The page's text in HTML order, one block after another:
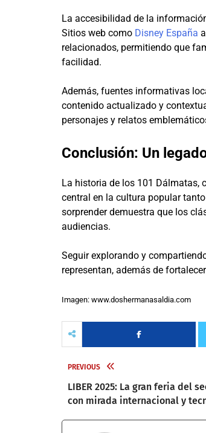
La accesibilidad de la
Sitios web como Disney España
relacionados, permitiendo que
facilidad.
Además, fuentes informativas
contenido actualizado y
personajes y relatos
Conclusión: Un
La historia de los 101 Dálmatas,
central en la cultura popular
sorprender demuestra que los
audiencias.
Seguir explorando y
representan, además de
Imagen: www.doshermanasaldia.com
PREVIOUS
LIBER 2025: La gran feria del
con mirada internacional y